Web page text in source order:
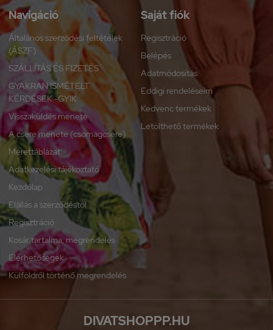
Navigáció
Általános szerződési feltételek
(ÁSZF)
SZÁLLÍTÁS ÉS FIZETÉS
GYAKRAN ISMÉTELT
KÉRDÉSEK -GYIK
Visszaküldés menete
A csere menete (csomagcsere)
Mérettáblázat
Adatkezelési tájékoztató
Kezdőlap
Elállás a szerződéstől
Regisztráció
Kosár tartalma, megrendelés
Elérhetőségek
Külföldről történő megrendelés
Saját fiók
Regisztráció
Belépés
Adatmódosítás
Eddigi rendeléseim
Kedvenc termékek
Letölthető termékek
DIVATSHOPPP.HU